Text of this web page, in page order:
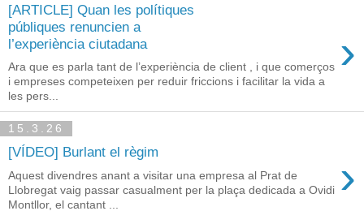
[ARTICLE] Quan les polítiques
públiques renuncien a
l’experiència ciutadana
›
Ara que es parla tant de l’experiència de client , i que comerços
i empreses competeixen per reduir friccions i facilitar la vida a
les pers...
15.3.26
[VÍDEO] Burlant el règim ›
Aquest divendres anant a visitar una empresa al Prat de
Llobregat vaig passar casualment per la plaça dedicada a Ovidi
Montllor, el cantant ...